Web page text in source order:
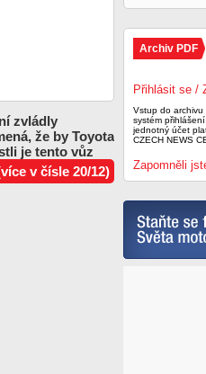
zvládly
že by Toyota
je tento vůz
v čísle 20/12)
Archiv PDF
Přihlásit se /
Vstup do archivu
systém
jednotný účet
CZECH NEWS
Zapomněli